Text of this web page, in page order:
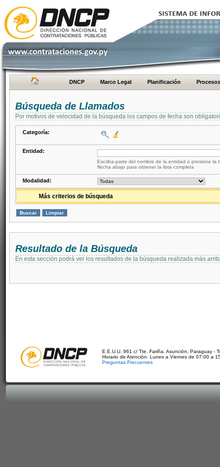
DNCP Marco Legal Planificación Procesos
Búsqueda de Llamados
Por motivos de velocidad de la búsqueda los campos de fecha son
Categoría:
Entidad:
Escriba parte del nombre de la entidad o presione la
flecha abajo para obtener la lista completa
Modalidad:
Más criterios de búsqueda
Resultado de la Búsqueda
En esta sección podrá ver los resultados de la búsqueda realizada más
E.E.U.U. 961 c/ Tte. Fariña. Asunción, Paraguay -
Horario de Atención: Lunes a Viernes de 07:00 a
Preguntas Frecuentes